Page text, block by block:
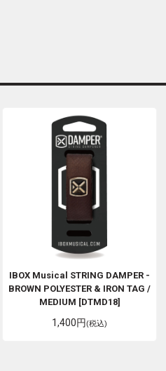
IBOX Musical STRING DAMPER -
BROWN POLYESTER & IRON TAG /
MEDIUM [DTMD18]
1,400円(税込)